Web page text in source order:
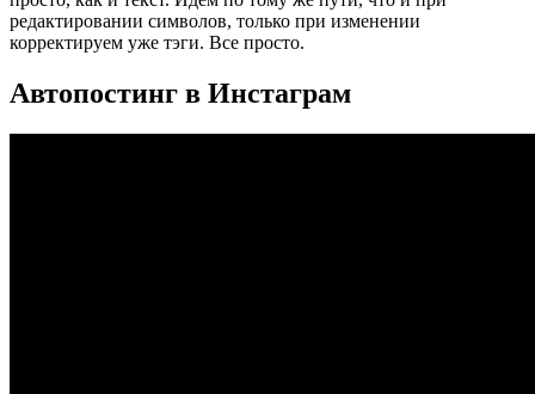
редактировании символов, только при изменении
корректируем уже тэги. Все просто.
Автопостинг в Инстаграм